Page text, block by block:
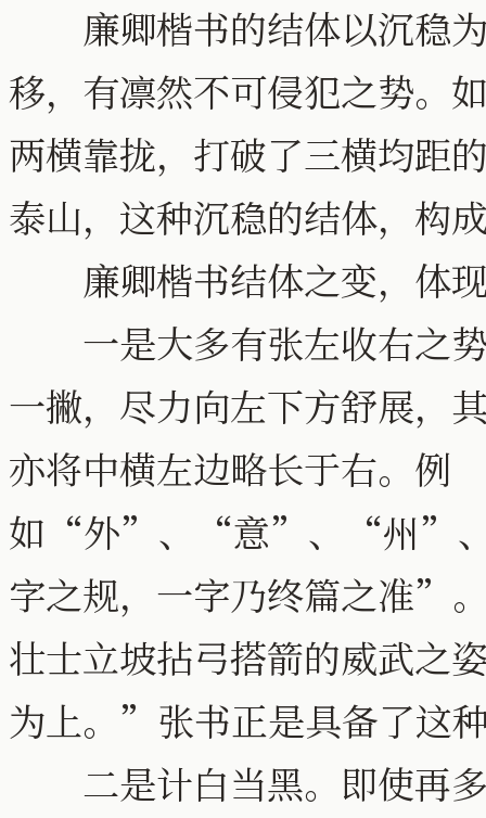
廉卿楷书的结体以沉稳为
移，有凛然不可侵犯之势
两横靠拢，打破了三横均距
泰山，这种沉稳的结体，构
廉卿楷书结体之变，体
一是大多有张左收右之
一撇，尽力向左下方舒展
亦将中横左边略长于右。例
如“外”、“意”、“州”、
字之规，一字乃终篇之准”
壮士立坡拈弓搭箭的威武之
为上。”张书正是具备了这
二是计白当黑。即使再多